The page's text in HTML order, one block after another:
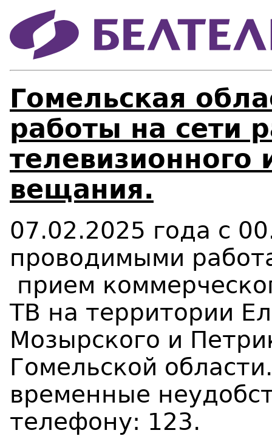
Гомельская
работы на сети
телевизионного
вещания.
07.02.2025 года с
проводимыми
прием
ТВ на территории
Мозырского и
Гомельской
временные
телефону: 123.